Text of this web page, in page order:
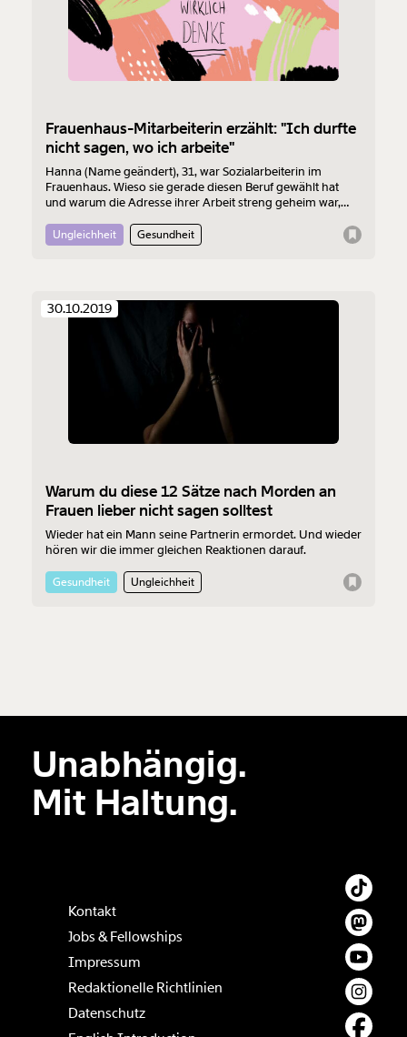
Frauenhaus-Mitarbeiterin erzählt: "Ich durfte
nicht sagen, wo ich arbeite"
Hanna (Name geändert), 31, war Sozialarbeiterin im
Frauenhaus. Wieso sie gerade diesen Beruf gewählt hat
und warum die Adresse ihrer Arbeit streng geheim war,
Ungleichheit Gesundheit
30.10.2019
Warum du diese 12 Sätze nach Morden an
Frauen lieber nicht sagen solltest
Wieder hat ein Mann seine Partnerin ermordet. Und wieder
hören wir die immer gleichen Reaktionen darauf.
Gesundheit Ungleichheit
Unabhängig.
Mit Haltung.
Kontakt
Jobs & Fellowships
Impressum
Redaktionelle Richtlinien
Datenschutz